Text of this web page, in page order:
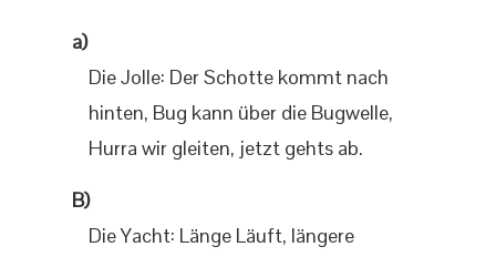
a)
Die Jolle: Der Schotte kommt nach
hinten, Bug kann über die Bugwelle,
Hurra wir gleiten, jetzt gehts ab.
B)
Die Yacht: Länge Läuft, längere